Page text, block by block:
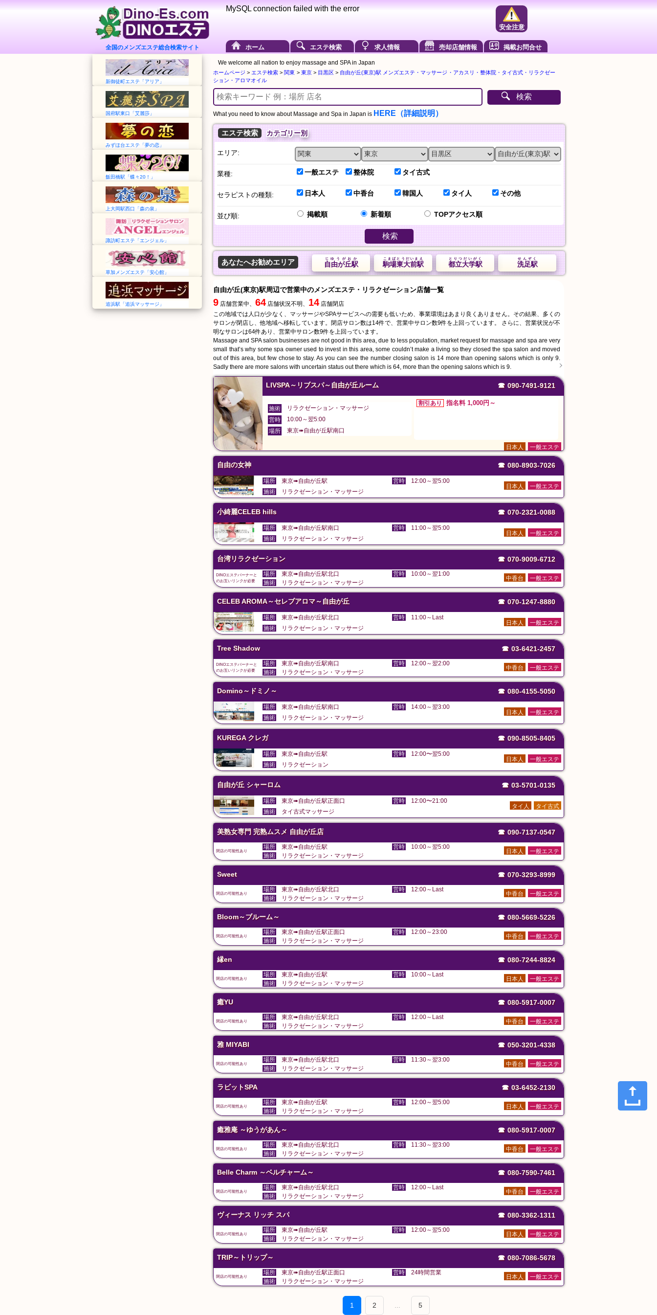
全国のメンズエステ総合検索サイト
MySQL connection failed with the error
安全注意
ホーム エステ検索 求人情報 売却店舗情報 掲載お問合せ
新御徒町エステ「アリア」
国府駅東口「艾麗莎」
みずほ台エステ「夢の恋」
飯田橋駅「蝶々20！」
上大岡駅西口「森の泉」
諏訪町エステ「エンジェル」
草加メンズエステ「安心館」
追浜駅「追浜マッサージ」
We welcome all nation to enjoy massage and SPA in Japan
ホームページ > エステ検索 >関東 > 東京> 目黒区> 自由が丘(東京)駅 メンズエステ・マッサージ・アカスリ・整体院・タイ古式・リラクゼー
ション・アロマオイル
検索
What you need to know about Massage and Spa in Japan is HERE（詳細説明）
エステ検索 カテゴリー別
エリア:
業種: 一般エステ 整体院 タイ古式
セラピストの種類: 日本人 中香台 韓国人 タイ人 その他
並び順: 掲載順 新着順 TOPアクセス順
検索
あなたへお勧めエリア 洗足駅
せんぞく
都立大学駅
とりつだいがく
駒場東大前駅
こまばとうだいまえ
自由が丘駅
じゆうがおか
自由が丘(東京)駅周辺で営業中のメンズエステ・リラクゼーション店舗一覧
9 店舗営業中、 64 店舗状況不明、 14 店舗閉店
この地域では人口が少なく、マッサージやSPAサービスへの需要も低いため、事業環境はあまり良くありません。その結果、多くの
サロンが閉店し、他地域へ移転しています。閉店サロン数は14件で、営業中サロン数9件を上回っています。 さらに、営業状況が不
明なサロンは64件あり、営業中サロン数9件を上回っています。
Massage and SPA salon businesses are not good in this area, due to less population, market request for massage and spa are very
small that’s why some spa owner used to invest in this area, some couldn’t make a living so they closed the spa salon and moved
out of this area, but few chose to stay. As you can see the number closing salon is 14 more than opening salons which is only 9.
Sadly there are more salons with uncertain status out there which is 64, more than the opening salons which is 9.
LIVSPA～リブスパ～自由が丘ルーム ☎ 090-7491-9121
施術
リラクゼーション・マッサージ
営時
10:00～翌5:00
場所
東京➠自由が丘駅南口
割引あり 指名料 1,000円～
一般エステ
日本人
自由の女神 ☎ 080-8903-7026
場所 東京➠自由が丘駅 営時 12:00～翌5:00
一般エステ
日本人
施術 リラクゼーション・マッサージ
小綺麗CELEB hills ☎ 070-2321-0088
場所 東京➠自由が丘駅南口 営時 11:00～翌5:00
一般エステ
日本人
施術 リラクゼーション・マッサージ
台湾リラクゼーション ☎ 070-9009-6712
DINOエステバーナーと
のお互いリンクが必要
場所 東京➠自由が丘駅北口 営時 10:00～翌1:00
一般エステ
中香台
施術 リラクゼーション・マッサージ
CELEB AROMA～セレブアロマ～自由が丘 ☎ 070-1247-8880
場所 東京➠自由が丘駅北口 営時 11:00～Last
一般エステ
日本人
施術 リラクゼーション・マッサージ
Tree Shadow ☎ 03-6421-2457
DINOエステバーナーと
のお互いリンクが必要
場所 東京➠自由が丘駅南口 営時 12:00～翌2:00
一般エステ
中香台
施術 リラクゼーション・マッサージ
Domino～ドミノ～ ☎ 080-4155-5050
場所 東京➠自由が丘駅南口 営時 14:00～翌3:00
一般エステ
日本人
施術 リラクゼーション・マッサージ
KUREGA クレガ ☎ 090-8505-8405
場所 東京➠自由が丘駅 営時 12:00〜翌5:00
一般エステ
日本人
施術 リラクゼーション
自由が丘 シャーロム ☎ 03-5701-0135
場所 東京➠自由が丘駅正面口 営時 12:00〜21:00
タイ古式
タイ人
施術 タイ古式マッサージ
美熟女専門 完熟ムスメ 自由が丘店 ☎ 090-7137-0547
閉店の可能性あり
場所 東京➠自由が丘駅 営時 10:00～翌5:00
一般エステ
日本人
施術 リラクゼーション・マッサージ
Sweet ☎ 070-3293-8999
閉店の可能性あり
場所 東京➠自由が丘駅北口 営時 12:00～Last
一般エステ
中香台
施術 リラクゼーション・マッサージ
Bloom～ブルーム～ ☎ 080-5669-5226
閉店の可能性あり
場所 東京➠自由が丘駅正面口 営時 12:00～23:00
一般エステ
中香台
施術 リラクゼーション・マッサージ
縁en ☎ 080-7244-8824
閉店の可能性あり
場所 東京➠自由が丘駅 営時 10:00～Last
一般エステ
日本人
施術 リラクゼーション・マッサージ
癒YU ☎ 080-5917-0007
閉店の可能性あり
場所 東京➠自由が丘駅北口 営時 12:00～Last
一般エステ
中香台
施術 リラクゼーション・マッサージ
雅 MIYABI ☎ 050-3201-4338
閉店の可能性あり
場所 東京➠自由が丘駅北口 営時 11:30～翌3:00
一般エステ
中香台
施術 リラクゼーション・マッサージ
ラビットSPA ☎ 03-6452-2130
閉店の可能性あり
場所 東京➠自由が丘駅 営時 12:00～翌5:00
一般エステ
日本人
施術 リラクゼーション・マッサージ
癒雅庵 ～ゆうがあん～ ☎ 080-5917-0007
閉店の可能性あり
場所 東京➠自由が丘駅北口 営時 11:30～翌3:00
一般エステ
中香台
施術 リラクゼーション・マッサージ
Belle Charm ～ベルチャーム～ ☎ 080-7590-7461
閉店の可能性あり
場所 東京➠自由が丘駅北口 営時 12:00～Last
一般エステ
中香台
施術 リラクゼーション・マッサージ
ヴィーナス リッチ スパ ☎ 080-3362-1311
閉店の可能性あり
場所 東京➠自由が丘駅 営時 12:00～翌5:00
一般エステ
日本人
施術 リラクゼーション・マッサージ
TRIP～トリップ～ ☎ 080-7086-5678
閉店の可能性あり
場所 東京➠自由が丘駅正面口 営時 24時間営業
一般エステ
日本人
施術 リラクゼーション・マッサージ
1 2 5